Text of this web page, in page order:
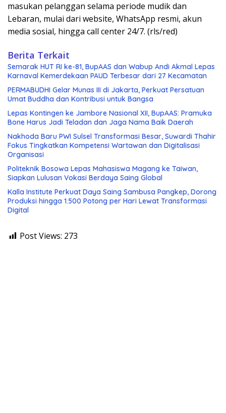
masukan pelanggan selama periode mudik dan
Lebaran, mulai dari website, WhatsApp resmi, akun
media sosial, hingga call center 24/7. (rls/red)
Berita Terkait
Semarak HUT RI ke-81, BupAAS dan Wabup Andi Akmal Lepas
Karnaval Kemerdekaan PAUD Terbesar dari 27 Kecamatan
PERMABUDHI Gelar Munas III di Jakarta, Perkuat Persatuan
Umat Buddha dan Kontribusi untuk Bangsa
Lepas Kontingen ke Jambore Nasional XII, BupAAS: Pramuka
Bone Harus Jadi Teladan dan Jaga Nama Baik Daerah
Nakhoda Baru PWI Sulsel Transformasi Besar, Suwardi Thahir
Fokus Tingkatkan Kompetensi Wartawan dan Digitalisasi
Organisasi
Politeknik Bosowa Lepas Mahasiswa Magang ke Taiwan,
Siapkan Lulusan Vokasi Berdaya Saing Global
Kalla Institute Perkuat Daya Saing Sambusa Pangkep, Dorong
Produksi hingga 1.500 Potong per Hari Lewat Transformasi
Digital
Post Views: 273